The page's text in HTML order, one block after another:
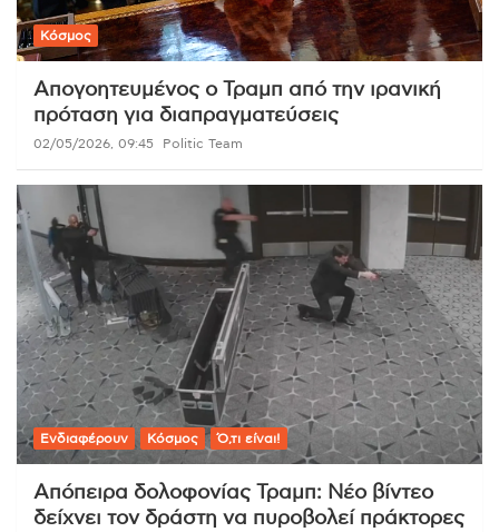
Κόσμος
Απογοητευμένος ο Τραμπ από την ιρανική
πρόταση για διαπραγματεύσεις
02/05/2026, 09:45 Politic Team
Ενδιαφέρουν Κόσμος Ό,τι είναι!
Απόπειρα δολοφονίας Τραμπ: Νέο βίντεο
δείχνει τον δράστη να πυροβολεί πράκτορες